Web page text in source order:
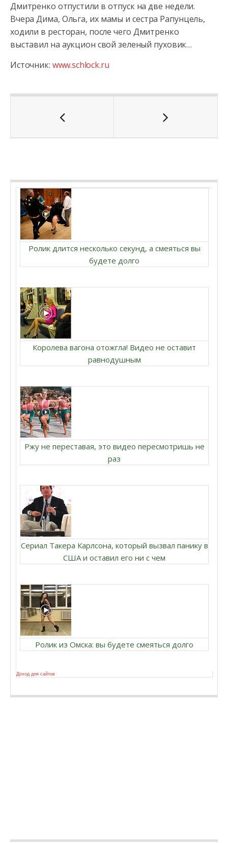
Дмитренко отпустили в отпуск на две недели.
Вчера Дима, Ольга, их мамы и сестра Рапунцель,
ходили в ресторан, после чего Дмитренко
выставил на аукцион свой зеленый пуховик…
Источник: www.schlock.ru
Ролик длится несколько секунд, а смеяться вы
будете долго
Королева вагона отожгла! Видео не оставит
равнодушным
Ржу не переставая, это видео пересмотришь не
раз
Сериал Такера Карлсона, который вызвал панику в
США и оставил его ни с чем
Ролик из Омска: вы будете смеяться долго
Доход для сайтов